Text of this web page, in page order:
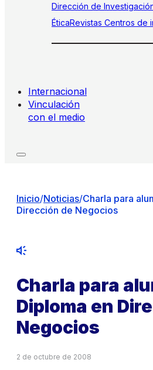
Dirección de
ÉticaRevistas Centros de
Internacional
Vinculación
con el medio
Inicio/Noticias/Charla para
Dirección de Negocios
Charla para
Diploma en
Negocios
2 de octubre de 2008